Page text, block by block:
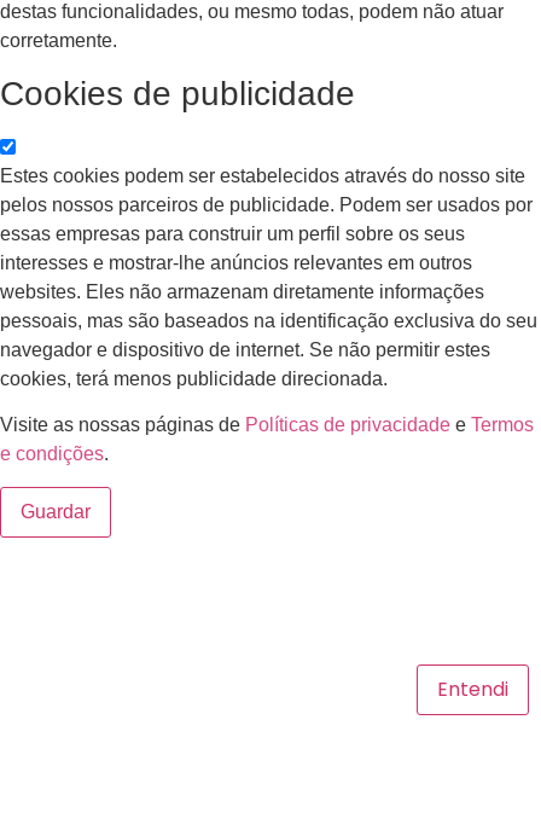
destas funcionalidades, ou mesmo todas, podem não atuar
corretamente.
Cookies de publicidade
Estes cookies podem ser estabelecidos através do nosso site
pelos nossos parceiros de publicidade. Podem ser usados por
essas empresas para construir um perfil sobre os seus
interesses e mostrar-lhe anúncios relevantes em outros
websites. Eles não armazenam diretamente informações
pessoais, mas são baseados na identificação exclusiva do seu
navegador e dispositivo de internet. Se não permitir estes
cookies, terá menos publicidade direcionada.
Visite as nossas páginas de Políticas de privacidade e Termos
e condições.
Guardar
Entendi